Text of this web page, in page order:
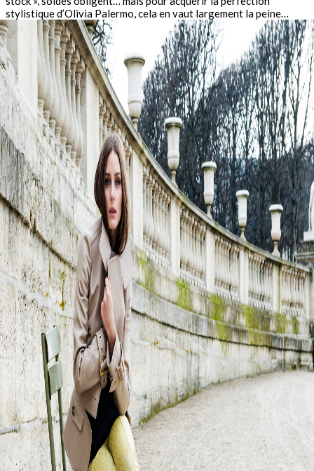
stylistique d’Olivia Palermo, cela en vaut largement la peine…